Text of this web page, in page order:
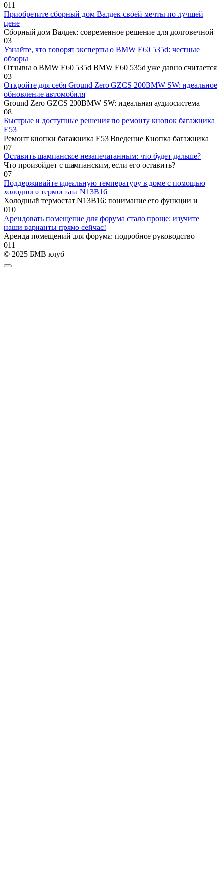
011
Приобретите сборный дом Валдек своей мечты по лучшей
цене
Сборный дом Валдек: современное решение для долговечной
03
Узнайте, что говорят эксперты о BMW E60 535d: честные
обзоры
Отзывы о BMW E60 535d BMW E60 535d уже давно считается
03
Откройте для себя Ground Zero GZCS 200BMW SW: идеальное
обновление автомобиля
Ground Zero GZCS 200BMW SW: идеальная аудиосистема
08
Быстрые и доступные решения по ремонту кнопок багажника
E53
Ремонт кнопки багажника E53 Введение Кнопка багажника
07
Оставить шампанское незапечатанным: что будет дальше?
Что произойдет с шампанским, если его оставить?
07
Поддерживайте идеальную температуру в доме с помощью
холодного термостата N13B16
Холодный термостат N13B16: понимание его функции и
010
Арендовать помещение для форума стало проще: изучите
наши варианты прямо сейчас!
Аренда помещений для форума: подробное руководство
011
© 2025 БМВ клуб